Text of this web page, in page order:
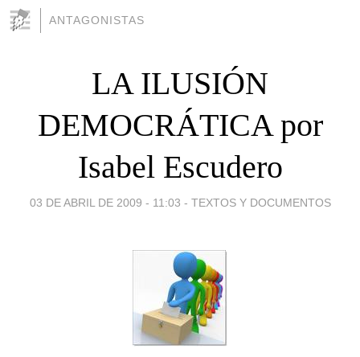
ANTAGONISTAS
LA ILUSIÓN
DEMOCRÁTICA por
Isabel Escudero
03 DE ABRIL DE 2009 - 11:03 - TEXTOS Y DOCUMENTOS